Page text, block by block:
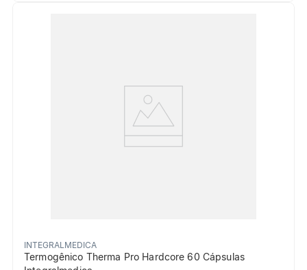
INTEGRALMEDICA
Termogênico Therma Pro Hardcore 60 Cápsulas